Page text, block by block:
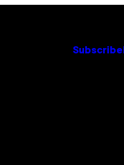
Subscribe